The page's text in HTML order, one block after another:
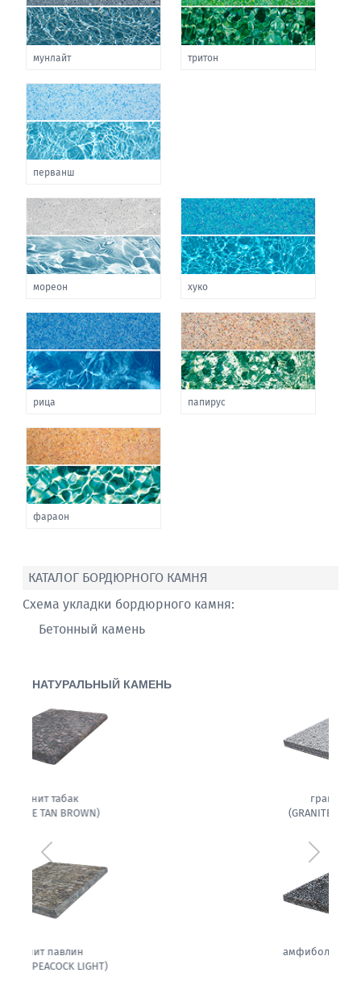
мунлайт тритон
перванш
мореон хуко
рица папирус
фараон
КАТАЛОГ БОРДЮРНОГО КАМНЯ
Схема укладки бордюрного камня:
Бетонный камень
НАТУРАЛЬНЫЙ КАМЕНЬ
Предыдущий